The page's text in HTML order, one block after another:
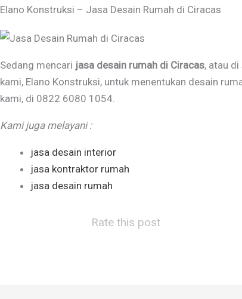
Elano Konstruksi – Jasa Desain Rumah di Ciracas
Sedang mencari jasa desain rumah di Ciracas, atau
kami, Elano Konstruksi, untuk menentukan desain
kami, di 0822 6080 1054.
Kami juga melayani :
jasa desain interior
jasa kontraktor rumah
jasa desain rumah
Rate this post